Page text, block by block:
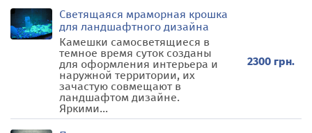
Светящаяся мраморная крошка
для ландшафтного дизайна
Камешки самосветящиеся в
темное время суток созданы
для оформления интерьера и
наружной территории, их
зачастую совмещают в
ландшафтом дизайне.
Яркими...
2300 грн.